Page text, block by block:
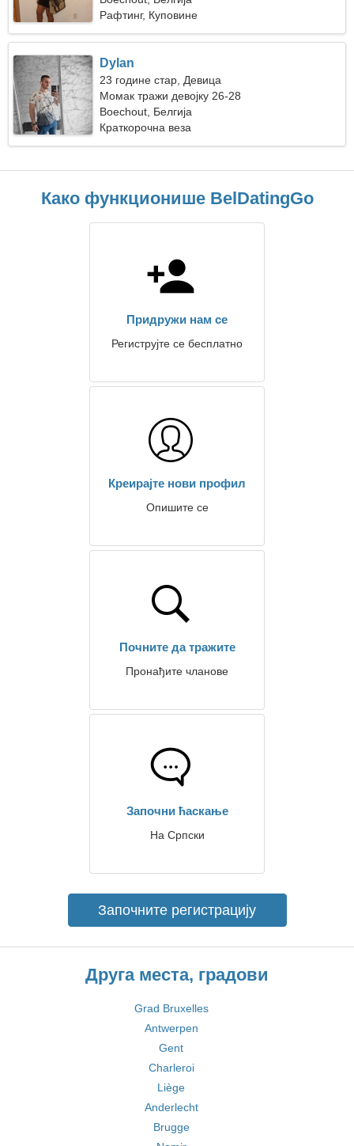
Рафтинг, Куповине
Dylan
23 године стар, Девица
Момак тражи девојку 26-28
Boechout, Белгија
Краткорочна веза
Како функционише BelDatingGo
Придружи нам се
Региструјте се бесплатно
Креирајте нови профил
Опишите се
Почните да тражите
Пронађите чланове
Започни ћаскање
На Српски
Започните регистрацију
Друга места, градови
Grad Bruxelles
Antwerpen
Gent
Charleroi
Liège
Anderlecht
Brugge